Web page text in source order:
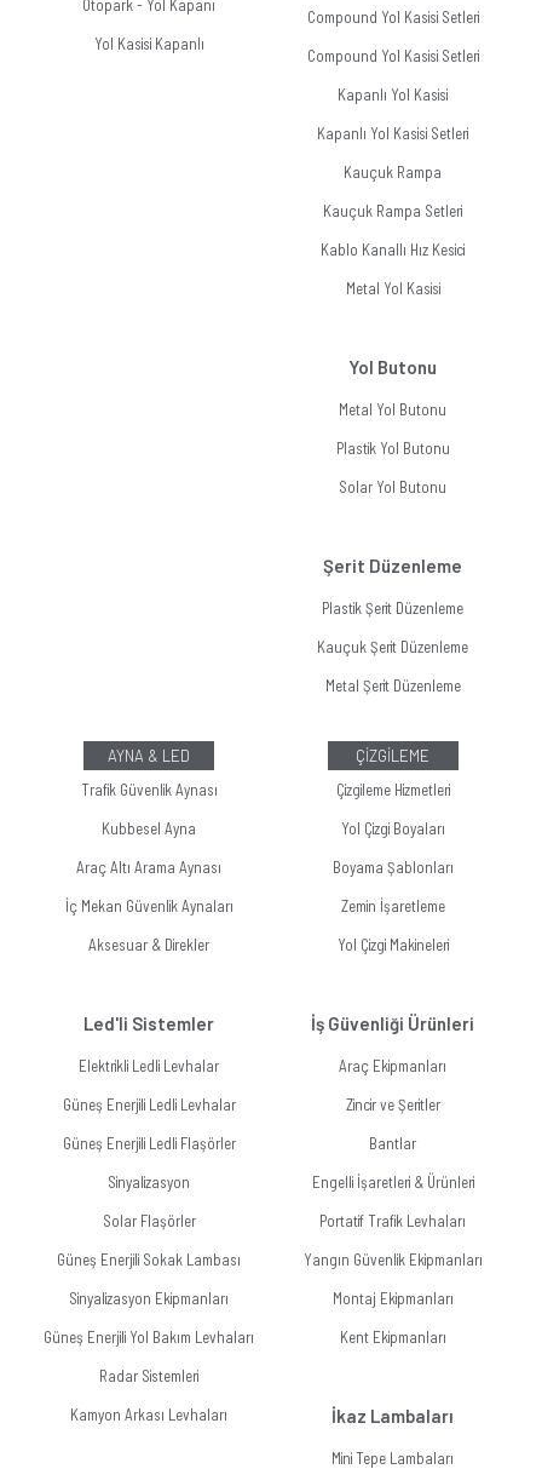
Otopark - Yol Kapanı
Yol Kasisi Kapanlı
Compound Yol Kasisi Setleri
Compound Yol Kasisi Setleri
Kapanlı Yol Kasisi
Kapanlı Yol Kasisi Setleri
Kauçuk Rampa
Kauçuk Rampa Setleri
Kablo Kanallı Hız Kesici
Metal Yol Kasisi
Yol Butonu
Metal Yol Butonu
Plastik Yol Butonu
Solar Yol Butonu
Şerit Düzenleme
Plastik Şerit Düzenleme
Kauçuk Şerit Düzenleme
Metal Şerit Düzenleme
AYNA & LED
Trafik Güvenlik Aynası
Kubbesel Ayna
Araç Altı Arama Aynası
İç Mekan Güvenlik Aynaları
Aksesuar & Direkler
Led'li Sistemler
Elektrikli Ledli Levhalar
Güneş Enerjili Ledli Levhalar
Güneş Enerjili Ledli Flaşörler
Sinyalizasyon
Solar Flaşörler
Güneş Enerjili Sokak Lambası
Sinyalizasyon Ekipmanları
Güneş Enerjili Yol Bakım Levhaları
Radar Sistemleri
Kamyon Arkası Levhaları
ÇİZGİLEME
Çizgileme Hizmetleri
Yol Çizgi Boyaları
Boyama Şablonları
Zemin İşaretleme
Yol Çizgi Makineleri
İş Güvenliği Ürünleri
Araç Ekipmanları
Zincir ve Şeritler
Bantlar
Engelli İşaretleri & Ürünleri
Portatif Trafik Levhaları
Yangın Güvenlik Ekipmanları
Montaj Ekipmanları
Kent Ekipmanları
İkaz Lambaları
Mini Tepe Lambaları